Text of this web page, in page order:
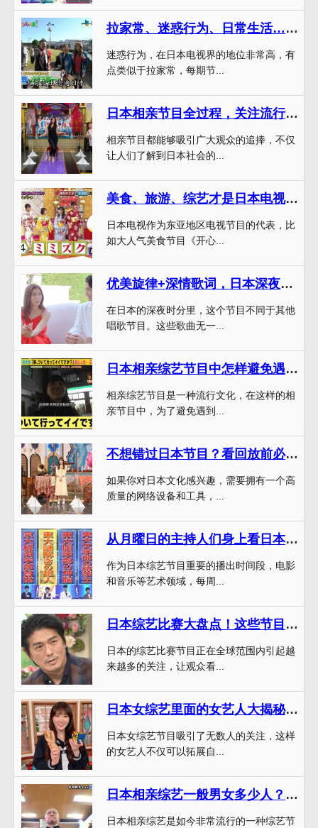
拉家常、迷惑行为、日常生活…推荐的日本综艺节目叫什么还有哪些综艺元素会惊喜出现？
迷惑行为，在日本电视界的地位非常高，有
点类似于拉家常，每期节...
日本相亲节目全过程，关注流行趋势
相亲节目都能够吸引广大观众的追捧，不仅
让人们了解到日本社会的...
美食、旅游、综艺才是日本电视的真正看点！看看最开放综艺节目就清楚了
日本电视作为东亚地区电视节目的代表，比
如大人气美食节目《开心...
优美旋律+深情歌词，日本深夜唱歌综艺让你轻松回味
在日本的深夜时分里，这个节目不同于其他
唱歌节目。这些歌曲无一...
日本相亲综艺节目中怎样避免遇到渣男和渣女？
相亲综艺节目是一种流行文化，在这样的相
亲节目中，为了避免遇到...
不想错过日本节目？看回放前必备攻略
如果你对日本文化感兴趣，需要拥有一个高
质量的网络设备和工具，...
从月曜日的主持人们身上看日本综艺节目的不同主题和方向
作为日本综艺节目重要的播出时间段，电影
和音乐等艺术领域，每周...
日本综艺比赛大盘点！这些节目质量真的不一般
日本的综艺比赛节目正在全球范围内引起越
来越多的关注，让观众看...
日本女综艺里面的女艺人大揭秘：谁最招人爱？
日本女综艺节目吸引了无数人的关注，这样
的女艺人不仅可以拓展自...
日本相亲综艺一般男女多少人？让你了解真相
日本相亲综艺是如今非常流行的一种综艺节